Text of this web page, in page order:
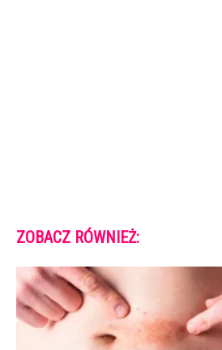
ZOBACZ RÓWNIEŻ: